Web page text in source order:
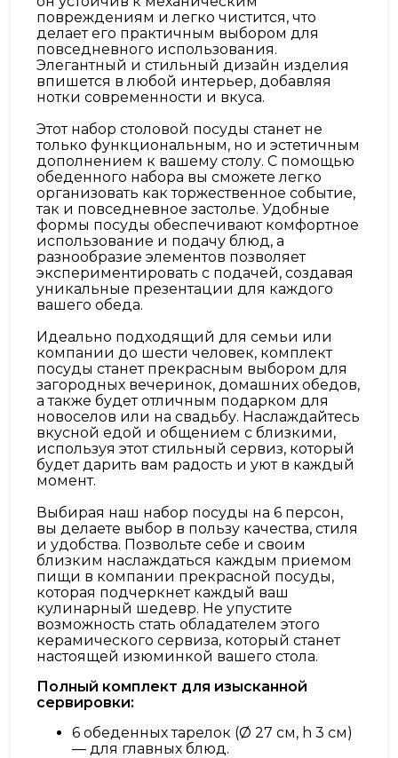
повреждениям и легко чистится, что
делает его практичным выбором для
повседневного использования.
Элегантный и стильный дизайн изделия
впишется в любой интерьер, добавляя
нотки современности и вкуса.
Этот набор столовой посуды станет не
только функциональным, но и эстетичным
дополнением к вашему столу. С помощью
обеденного набора вы сможете легко
организовать как торжественное событие,
так и повседневное застолье. Удобные
формы посуды обеспечивают комфортное
использование и подачу блюд, а
разнообразие элементов позволяет
экспериментировать с подачей, создавая
уникальные презентации для каждого
вашего обеда.
Идеально подходящий для семьи или
компании до шести человек, комплект
посуды станет прекрасным выбором для
загородных вечеринок, домашних обедов,
а также будет отличным подарком для
новоселов или на свадьбу. Наслаждайтесь
вкусной едой и общением с близкими,
используя этот стильный сервиз, который
будет дарить вам радость и уют в каждый
момент.
Выбирая наш набор посуды на 6 персон,
вы делаете выбор в пользу качества, стиля
и удобства. Позвольте себе и своим
близким наслаждаться каждым приемом
пищи в компании прекрасной посуды,
которая подчеркнет каждый ваш
кулинарный шедевр. Не упустите
возможность стать обладателем этого
керамического сервиза, который станет
настоящей изюминкой вашего стола.
Полный комплект для изысканной
сервировки:
6 обеденных тарелок (Ø 27 см, h 3 см)
— для главных блюд.